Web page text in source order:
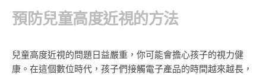
預防兒童高度近視的方法
兒童高度近視的問題日益嚴重，你可能會擔心孩子的視力健
康。在這個數位時代，孩子們接觸電子產品的時間越來越長，